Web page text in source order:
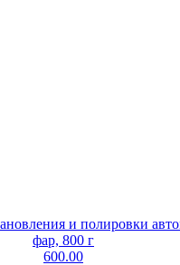
и полировки
фар, 800 г
600.00